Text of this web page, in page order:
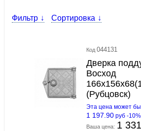
Фильтр Сортировка
Код 044131
Дверка
Восход
(Рубцовск)
Эта цена может
1 197.90 руб -10%
Ваша цена: 1